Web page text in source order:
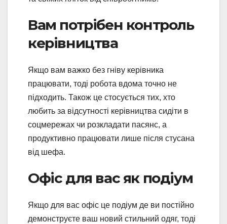
Вам потрібен контроль
керівництва
Якщо вам важко без гніву керівника
працювати, тоді робота вдома точно не
підходить. Також це стосується тих, хто
любить за відсутності керівництва сидіти в
соцмережах чи розкладати пасянс, а
продуктивно працювати лише після стусана
від шефа.
Офіс для вас як подіум
Якщо для вас офіс це подіум де ви постійно
демонструєте ваш новий стильний одяг, тоді